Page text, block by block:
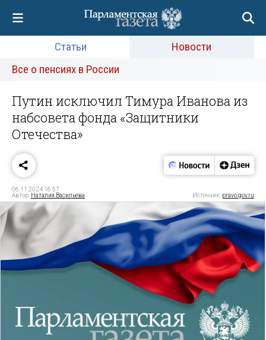
Статьи
Новости
Все о пенсиях в России
Путин исключил Тимура Иванова из
набсовета фонда «Защитники
Отечества»
06.11.2024 16:57
Автор: Наталия Васильева Источник: pravo.gov.ru